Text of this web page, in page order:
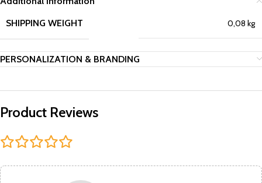
SHIPPING WEIGHT
0,08 kg
PERSONALIZATION & BRANDING
Product Reviews